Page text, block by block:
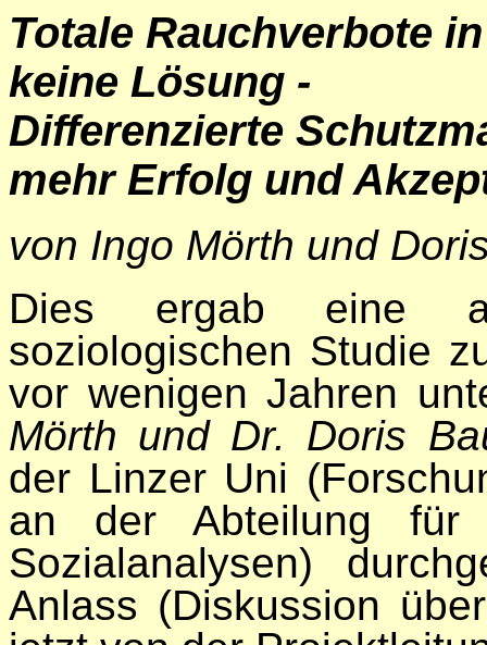
Totale Rauchverbote
keine Lösung -
Differenzierte
mehr Erfolg und
von Ingo Mörth und
Dies ergab eine
soziologischen Studie
vor wenigen Jahren
Mörth und Dr. Doris
der Linzer Uni
an der Abteilung für
Sozialanalysen)
Anlass (Diskussion